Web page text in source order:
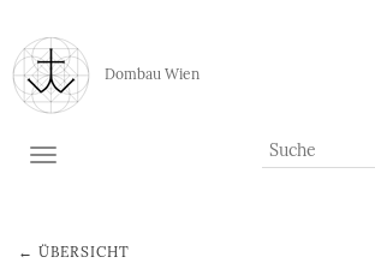
Dombau Wien
TOGGLE NAVIGATION
← ÜBERSICHT